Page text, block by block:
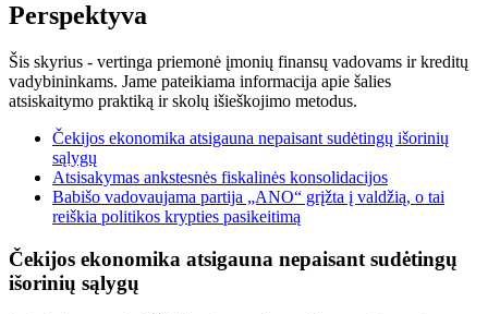
Perspektyva
Šis skyrius - vertinga priemonė įmonių finansų vadovams ir kreditų
vadybininkams. Jame pateikiama informacija apie šalies
atsiskaitymo praktiką ir skolų išieškojimo metodus.
Čekijos ekonomika atsigauna nepaisant sudėtingų išorinių
sąlygų
Atsisakymas ankstesnės fiskalinės konsolidacijos
Babišo vadovaujama partija „ANO“ grįžta į valdžią, o tai
reiškia politikos krypties pasikeitimą
Čekijos ekonomika atsigauna nepaisant sudėtingų
išorinių sąlygų